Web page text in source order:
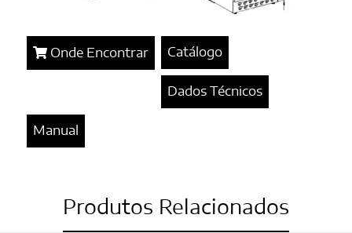
Onde Encontrar Catálogo
Dados Técnicos
Manual
Produtos Relacionados